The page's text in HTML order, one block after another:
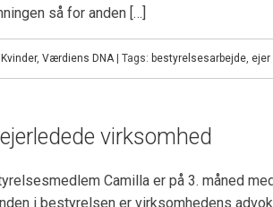
så for anden […]
, Værdiens DNA| Tags: bestyrelsesarbejde,
virksomhed
Camilla er på 3. måned
i bestyrelsen er virksomhedens